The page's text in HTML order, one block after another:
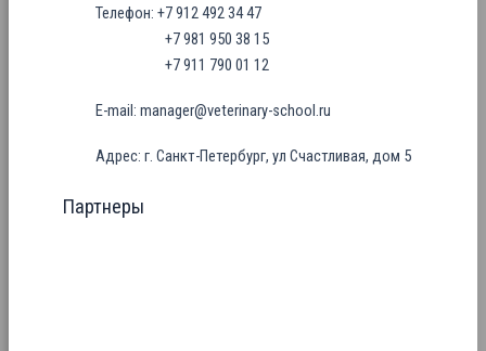
Телефон: +7 912 492 34 47
+7 981 950 38 15
+7 911 790 01 12
E-mail: manager@veterinary-school.ru
Адрес: г. Санкт-Петербург, ул Счастливая, дом 5
Партнеры